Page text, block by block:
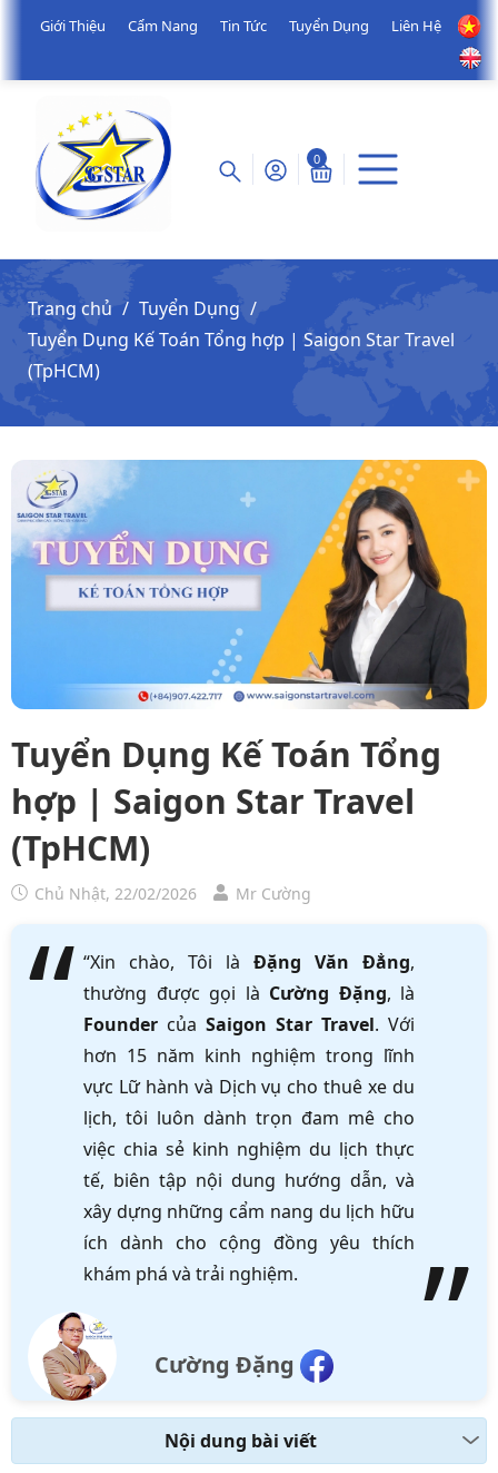
Giới Thiệu Cẩm Nang Tin Tức Tuyển Dụng Liên Hệ
0
Trang chủ
Tuyển Dụng
Tuyển Dụng Kế Toán Tổng hợp | Saigon Star Travel
(TpHCM)
Tuyển Dụng Kế Toán Tổng
hợp | Saigon Star Travel
(TpHCM)
Chủ Nhật, 22/02/2026 Mr Cường
“Xin chào, Tôi là Đặng Văn Đẳng,
thường được gọi là Cường Đặng, là
Founder của Saigon Star Travel. Với
hơn 15 năm kinh nghiệm trong lĩnh
vực Lữ hành và Dịch vụ cho thuê xe du
lịch, tôi luôn dành trọn đam mê cho
việc chia sẻ kinh nghiệm du lịch thực
tế, biên tập nội dung hướng dẫn, và
xây dựng những cẩm nang du lịch hữu
ích dành cho cộng đồng yêu thích
khám phá và trải nghiệm.
Cường Đặng
Nội dung bài viết